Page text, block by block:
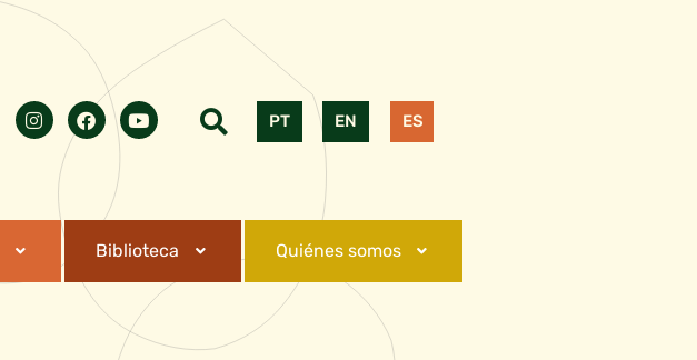
PT EN ES
Biblioteca Quiénes somos